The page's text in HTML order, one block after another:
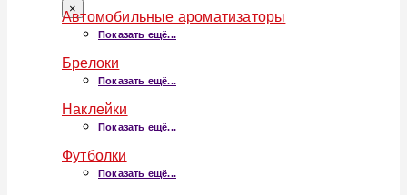
×
Автомобильные ароматизаторы
Показать ещё...
Брелоки
Показать ещё...
Наклейки
Показать ещё...
Футболки
Показать ещё...